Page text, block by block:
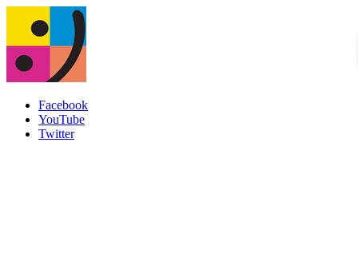
Facebook
YouTube
Twitter